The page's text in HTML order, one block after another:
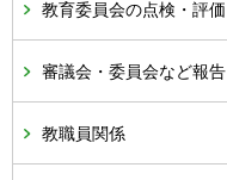
教育委員会の点検・評価
審議会・委員会など報告
教職員関係